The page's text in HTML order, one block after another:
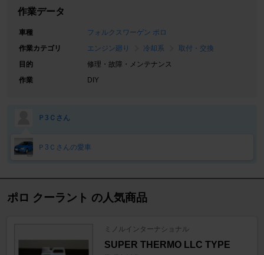
作業データ
車種
フォルクスワーゲン ポロ
作業カテゴリ
エンジン廻り 冷却系
取付・交換
目的
修理・故障・メンテナンス
作業
DIY
Ｐ3Ｃさん
Ｐ3Ｃさんの愛車
ポロ クーラント の人気商品
ミノルインターナショナル
SUPER THERMO LLC TYPE